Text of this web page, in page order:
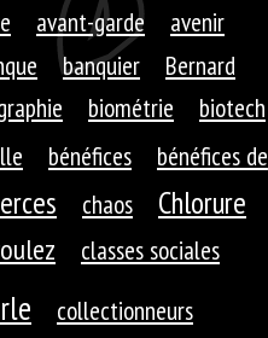
avant-garde
avenir
banquier
Bernard
biométrie
biotech
bénéfices
bénéfices de
chaos
Chlorure
classes sociales
collectionneurs